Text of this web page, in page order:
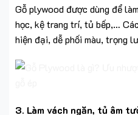
Gỗ plywood được dùng để
học, kệ trang trí, tủ bếp,…
hiện đại, dễ phối màu, trọng
3. Làm vách ngăn, tủ âm